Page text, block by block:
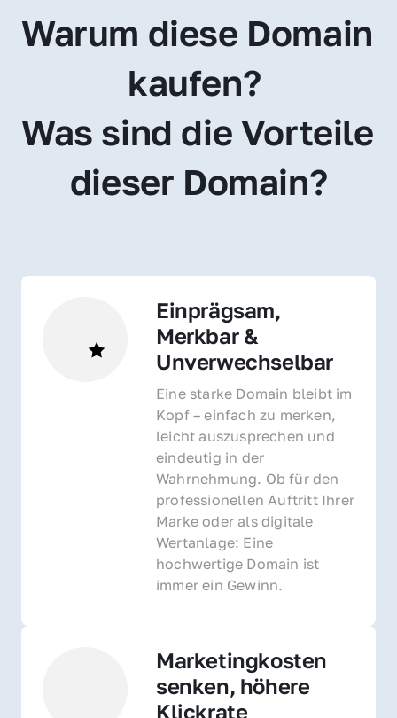
Warum diese Domain
kaufen?
Was sind die Vorteile
dieser Domain?
Einprägsam,
Merkbar &
Unverwechselbar
Eine starke Domain bleibt im
Kopf – einfach zu merken,
leicht auszusprechen und
eindeutig in der
Wahrnehmung. Ob für den
professionellen Auftritt Ihrer
Marke oder als digitale
Wertanlage: Eine
hochwertige Domain ist
immer ein Gewinn.
Marketingkosten
senken, höhere
Klickrate